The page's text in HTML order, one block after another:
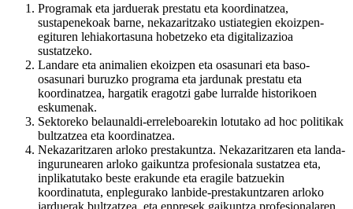
Programak eta jarduerak prestatu eta koordinatzea,
sustapenekoak barne, nekazaritzako ustiategien ekoizpen-
egituren lehiakortasuna hobetzeko eta digitalizazioa
sustatzeko.
Landare eta animalien ekoizpen eta osasunari eta baso-
osasunari buruzko programa eta jardunak prestatu eta
koordinatzea, hargatik eragotzi gabe lurralde historikoen
eskumenak.
Sektoreko belaunaldi-erreleboarekin lotutako ad hoc politikak
bultzatzea eta koordinatzea.
Nekazaritzaren arloko prestakuntza. Nekazaritzaren eta landa-
ingurunearen arloko gaikuntza profesionala sustatzea eta,
inplikatutako beste erakunde eta eragile batzuekin
koordinatuta, enplegurako lanbide-prestakuntzaren arloko
jarduerak bultzatzea, eta enpresek gaikuntza profesionalaren